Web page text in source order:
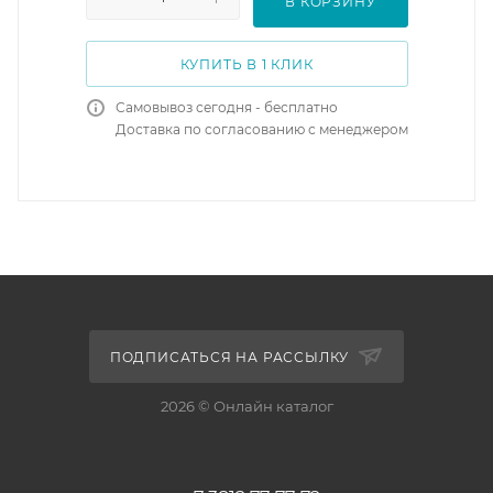
КУПИТЬ В 1 КЛИК
Самовывоз сегодня - бесплатно
Доставка по согласованию с менеджером
ПОДПИСАТЬСЯ НА РАССЫЛКУ
2026 © Онлайн каталог